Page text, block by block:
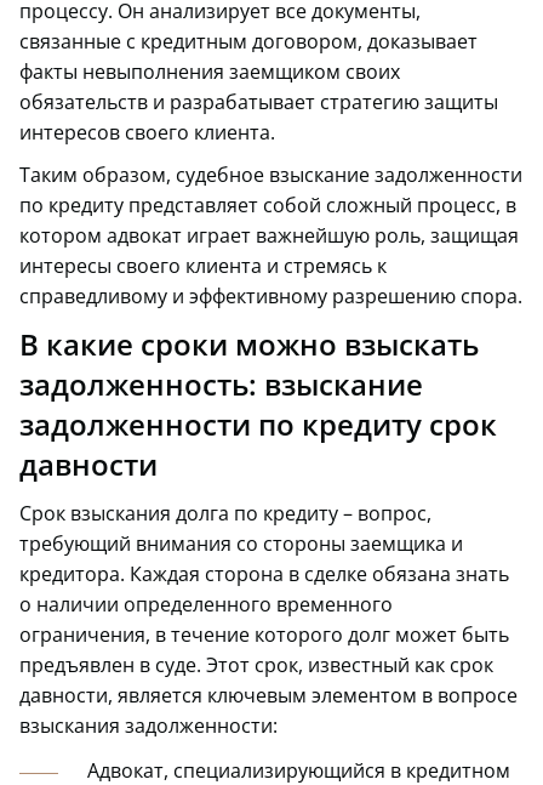
процессу. Он анализирует все документы,
связанные с кредитным договором, доказывает
факты невыполнения заемщиком своих
обязательств и разрабатывает стратегию защиты
интересов своего клиента.
Таким образом, судебное взыскание задолженности
по кредиту представляет собой сложный процесс, в
котором адвокат играет важнейшую роль, защищая
интересы своего клиента и стремясь к
справедливому и эффективному разрешению спора.
В какие сроки можно взыскать
задолженность: взыскание
задолженности по кредиту срок
давности
Срок взыскания долга по кредиту – вопрос,
требующий внимания со стороны заемщика и
кредитора. Каждая сторона в сделке обязана знать
о наличии определенного временного
ограничения, в течение которого долг может быть
предъявлен в суде. Этот срок, известный как срок
давности, является ключевым элементом в вопросе
взыскания задолженности:
Адвокат, специализирующийся в кредитном